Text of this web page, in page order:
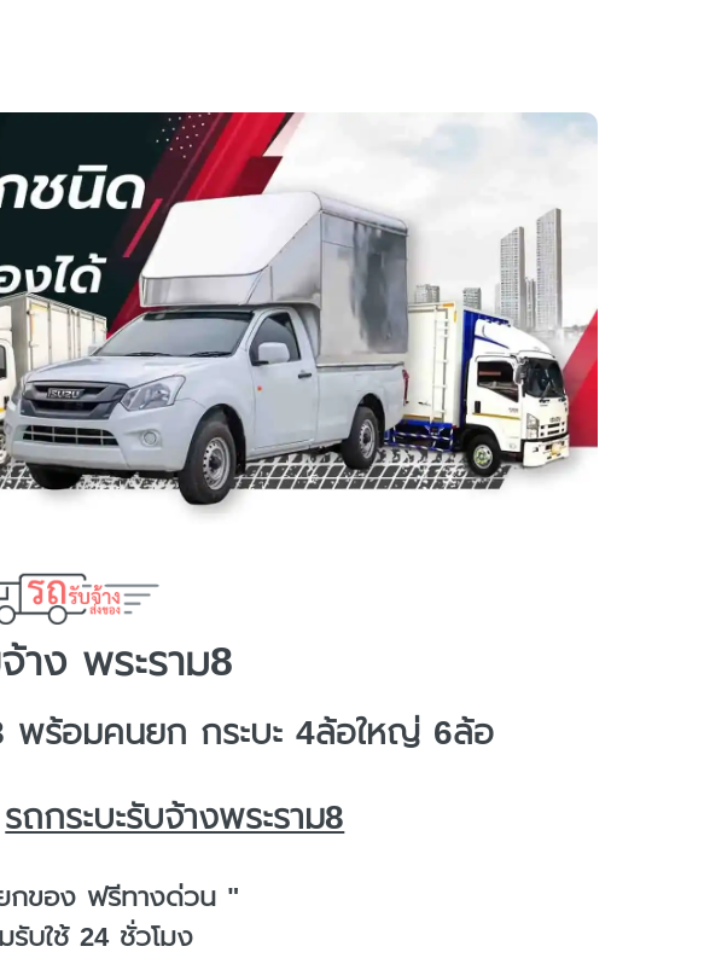
าง พระราม8
พร้อมคนยก กระบะ 4ล้อใหญ่ 6ล้อ
รถกระบะรับจ้างพระราม8
ของ ฟรีทางด่วน "
รับใช้ 24 ชั่วโมง